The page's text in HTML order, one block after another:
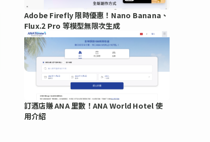
Adobe Firefly 限時優惠！Nano Banana、
Flux.2 Pro 等模型無限次生成
訂酒店賺 ANA 里數！ANA World Hotel 使
用介紹